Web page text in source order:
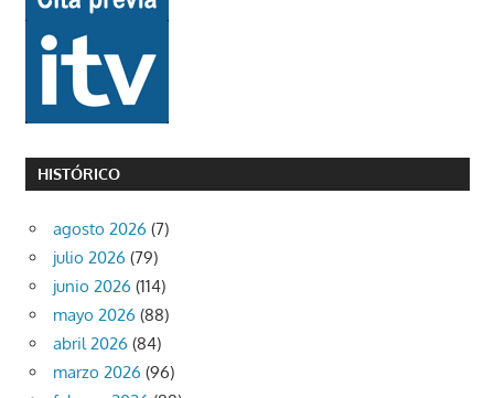
HISTÓRICO
agosto 2026 (7)
julio 2026 (79)
junio 2026 (114)
mayo 2026 (88)
abril 2026 (84)
marzo 2026 (96)